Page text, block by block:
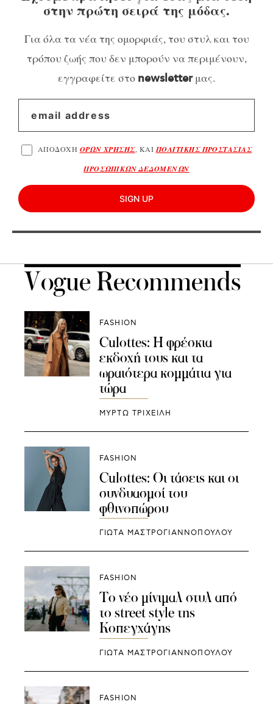
στην πρώτη σειρά της μόδας.
Για όλα τα νέα της ομορφιάς, του στυλ και του
τρόπου ζωής που δεν μπορούν να περιμένουν,
εγγραφείτε στο newsletterμας.
ΑΠΟΔΟΧΗ ΟΡΩΝ ΧΡΗΣΗΣ, ΚΑΙ ΠΟΛΙΤΙΚΗΣ ΠΡΟΣΤΑΣΙΑΣ
ΠΡΟΣΩΠΙΚΩΝ ΔΕΔΟΜΕΝΩΝ
SIGN UP
Vogue Recommends
FASHION
Culottes: Η φρέσκια
εκδοχή τους και τα
ωραιότερα κομμάτια για
τώρα
ΜΥΡΤΩ ΤΡΙΧΕΙΛΗ
FASHION
Culottes: Οι τάσεις και οι
συνδυασμοί του
φθινοπώρου
ΓΙΩΤΑ ΜΑΣΤΡΟΓΙΑΝΝΟΠΟΥΛΟΥ
FASHION
Το νέο μίνιμαλ στυλ από
το street style της
Κοπεγχάγης
ΓΙΩΤΑ ΜΑΣΤΡΟΓΙΑΝΝΟΠΟΥΛΟΥ
FASHION